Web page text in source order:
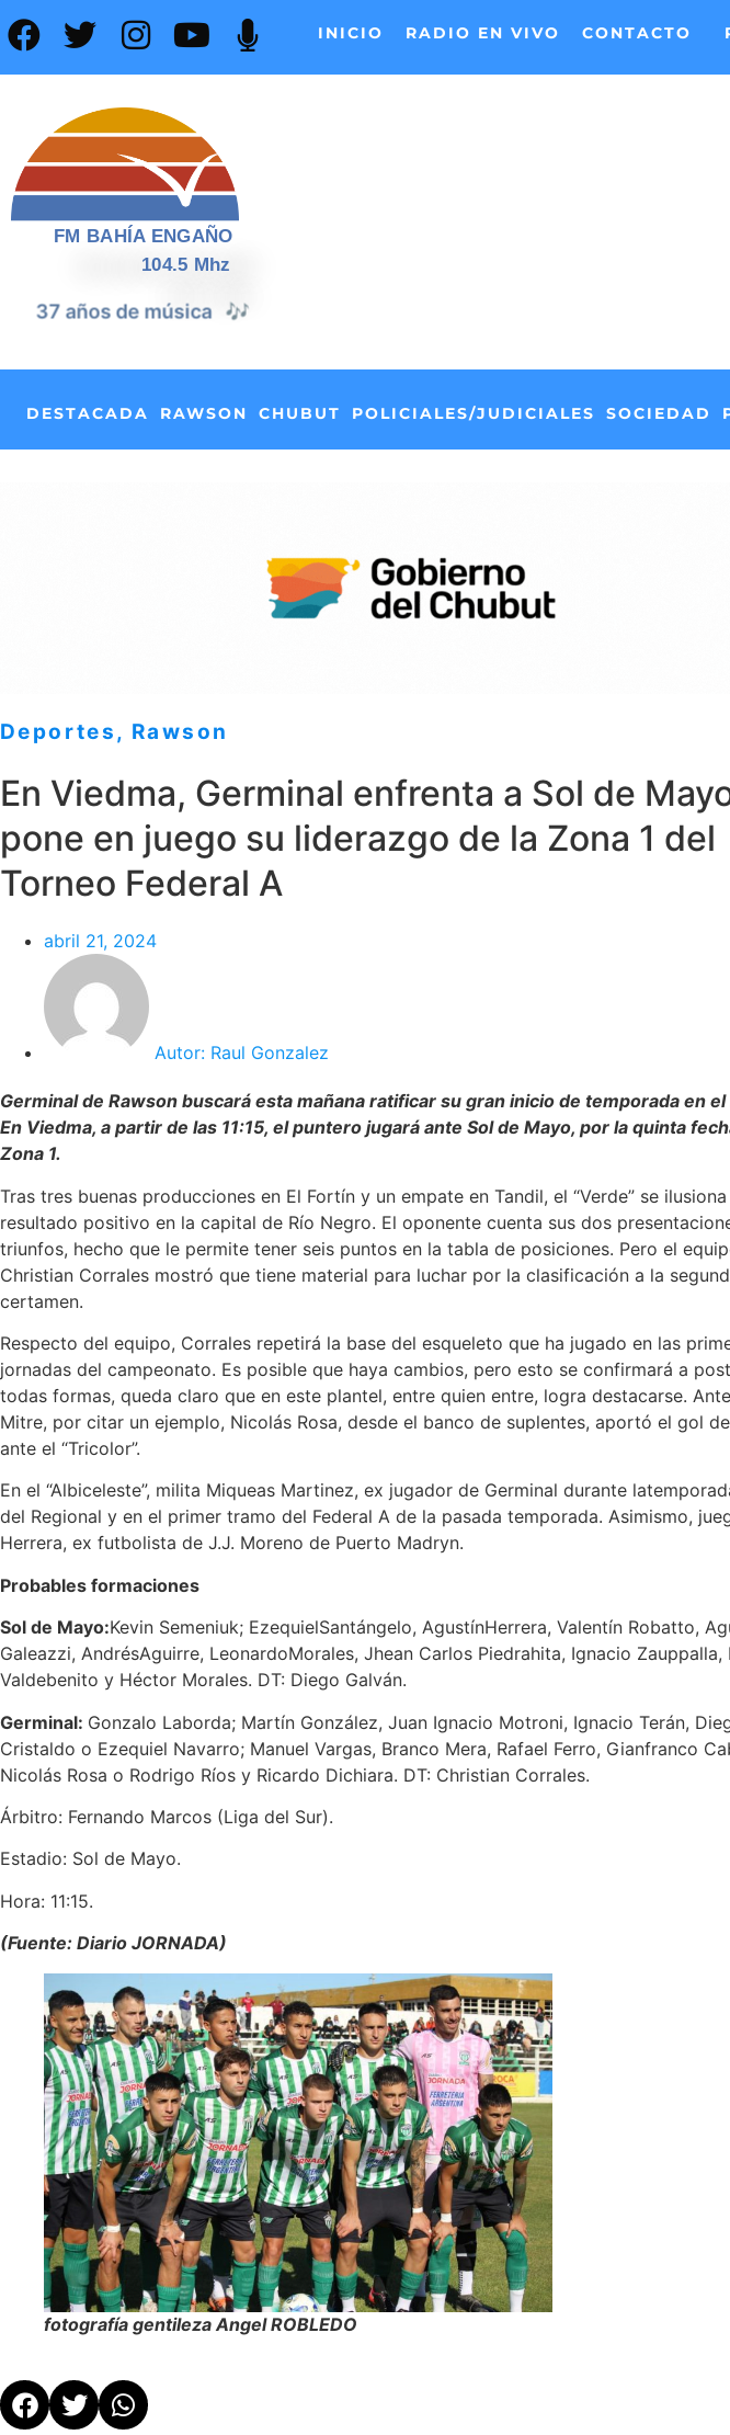
INICIO RADIO EN VIVO CONTACTO
FM BAHÍA ENGAÑO
104.5 Mhz
37 años de noticias 📰
DESTACADA RAWSON CHUBUT POLICIALES/JUDICIALES SOCIEDAD
Deportes, Rawson
En Viedma, Germinal enfrenta a Sol de
pone en juego su liderazgo de la Zona 1 del
Torneo Federal A
abril 21, 2024
Autor: Raul Gonzalez
Germinal de Rawson buscará esta mañana ratificar su gran inicio de temporada en el
En Viedma, a partir de las 11:15, el puntero jugará ante Sol de Mayo, por la quinta
Zona 1.
Tras tres buenas producciones en El Fortín y un empate en Tandil, el “Verde” se
resultado positivo en la capital de Río Negro. El oponente cuenta sus dos
triunfos, hecho que le permite tener seis puntos en la tabla de posiciones. Pero el
Christian Corrales mostró que tiene material para luchar por la clasificación a la
certamen.
Respecto del equipo, Corrales repetirá la base del esqueleto que ha jugado en las
jornadas del campeonato. Es posible que haya cambios, pero esto se confirmará a
todas formas, queda claro que en este plantel, entre quien entre, logra destacarse.
Mitre, por citar un ejemplo, Nicolás Rosa, desde el banco de suplentes, aportó el gol
ante el “Tricolor”.
En el “Albiceleste”, milita Miqueas Martinez, ex jugador de Germinal durante
del Regional y en el primer tramo del Federal A de la pasada temporada. Asimismo,
Herrera, ex futbolista de J.J. Moreno de Puerto Madryn.
Probables formaciones
Sol de Mayo:Kevin Semeniuk; EzequielSantángelo, AgustínHerrera, Valentín Robatto,
Galeazzi, AndrésAguirre, LeonardoMorales, Jhean Carlos Piedrahita, Ignacio Zauppalla,
Valdebenito y Héctor Morales. DT: Diego Galván.
Germinal: Gonzalo Laborda; Martín González, Juan Ignacio Motroni, Ignacio Terán,
Cristaldo o Ezequiel Navarro; Manuel Vargas, Branco Mera, Rafael Ferro, Gianfranco
Nicolás Rosa o Rodrigo Ríos y Ricardo Dichiara. DT: Christian Corrales.
Árbitro: Fernando Marcos (Liga del Sur).
Estadio: Sol de Mayo.
Hora: 11:15.
(Fuente: Diario JORNADA)
fotografía gentileza Angel ROBLEDO